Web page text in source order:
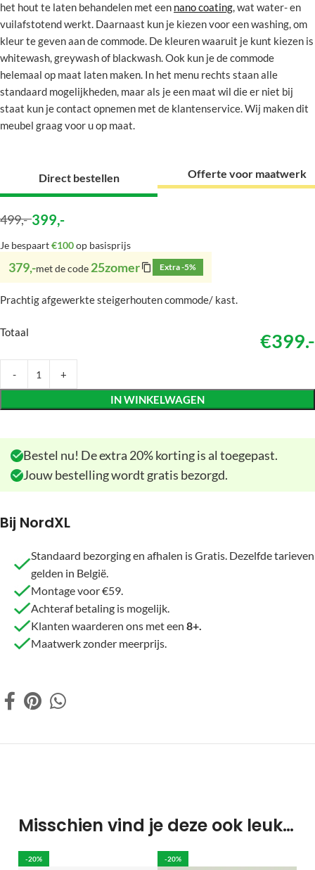
het hout te laten behandelen met een nano coating, wat water- en
vuilafstotend werkt. Daarnaast kun je kiezen voor een washing, om
kleur te geven aan de commode. De kleuren waaruit je kunt kiezen is
whitewash, greywash of blackwash. Ook kun je de commode
helemaal op maat laten maken. In het menu rechts staan alle
standaard mogelijkheden, maar als je een maat wil die er niet bij
staat kun je contact opnemen met de klantenservice. Wij maken dit
meubel graag voor u op maat.
Direct bestellen Offerte voor maatwerk
499,- 399,-
Je bespaart€100op basisprijs
379,-met de code 25zomer Extra -5%
Prachtig afgewerkte steigerhouten commode/ kast.
Totaal €399.-
IN WINKELWAGEN
Bestel nu! De extra 20% korting is al toegepast.
Jouw bestelling wordt gratis bezorgd.
Bij NordXL
Standaard bezorging en afhalen is Gratis. Dezelfde tarieven
gelden in België.
Montage voor €59.
Achteraf betaling is mogelijk.
Klanten waarderen ons met een 8+.
Maatwerk zonder meerprijs.
Misschien vind je deze ook leuk…
-20% -20%